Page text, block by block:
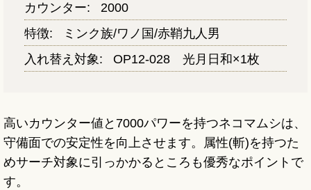
カウンター:
2000
特徴:
ミンク族/ワノ国/赤鞘九人男
入れ替え対象:
OP12-028 光月日和×1枚
高いカウンター値と7000パワーを持つネコマムシは、
守備面での安定性を向上させます。属性(斬)を持つた
めサーチ対象に引っかかるところも優秀なポイントで
す。